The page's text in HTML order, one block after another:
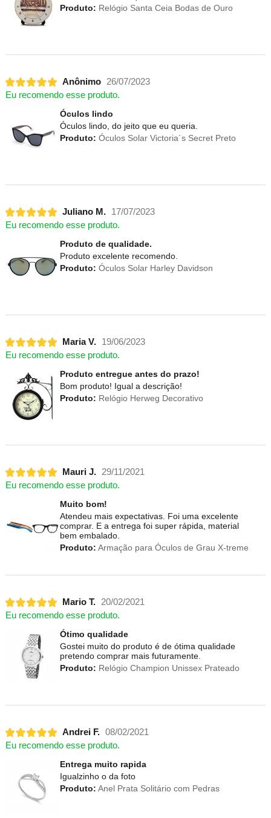
Produto: Relógio Santa Ceia Bodas de Ouro
Anônimo 26/07/2023
Eu recomendo esse produto.
Óculos lindo
Óculos lindo, do jeito que eu queria.
Produto: Óculos Solar Victoria´s Secret Preto
Juliano M.
17/07/2023
Eu recomendo esse produto.
Produto de qualidade.
Produto excelente recomendo.
Produto: Óculos Solar Harley Davidson
Maria V.
19/06/2023
Eu recomendo esse produto.
Produto entregue antes do prazo!
Bom produto! Igual a descrição!
Produto: Relógio Herweg Decorativo
Mauri J. 29/11/2021
Eu recomendo esse produto.
Muito bom!
Atendeu mais expectativas. Foi uma excelente
comprar. E a entrega foi super rápida, material
bem embalado.
Produto: Armação para Óculos de Grau X-treme
Mario T. 20/02/2021
Eu recomendo esse produto.
Ótimo qualidade
Gostei muito do produto é de ótima qualidade
pretendo comprar mais futuramente.
Produto: Relógio Champion Unissex Prateado
Andrei F. 08/02/2021
Eu recomendo esse produto.
Entrega muito rapida
Igualzinho o da foto
Produto: Anel Prata Solitário com Pedras